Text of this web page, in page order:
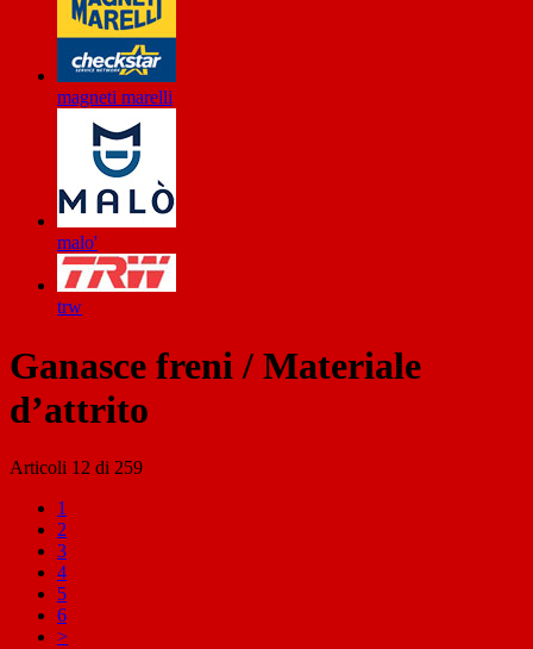
magneti marelli
malo'
trw
Ganasce freni / Materiale
d’attrito
Articoli 12 di 259
1
2
3
4
5
6
>